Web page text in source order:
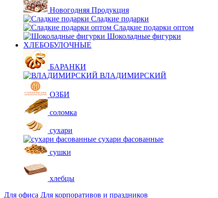
Новогодняя Продукция
Сладкие подарки
Сладкие подарки оптом
Шоколадные фигурки
ХЛЕБОБУЛОЧНЫЕ
БАРАНКИ
ВЛАДИМИРСКИЙ
ОЗБИ
соломка
сухари
сухари фасованные
сушки
хлебцы
Для офиса Для корпоративов и праздников